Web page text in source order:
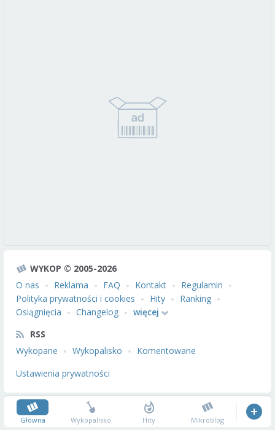
WYKOP © 2005-2026
O nas
Reklama FAQ Kontakt
Regulamin
Polityka prywatności i cookies
Hity
Ranking
Osiągnięcia
Changelog
więcej
RSS
Wykopane
Wykopalisko
Komentowane
Ustawienia prywatności
Główna Wykopalisko Hity Mikroblog